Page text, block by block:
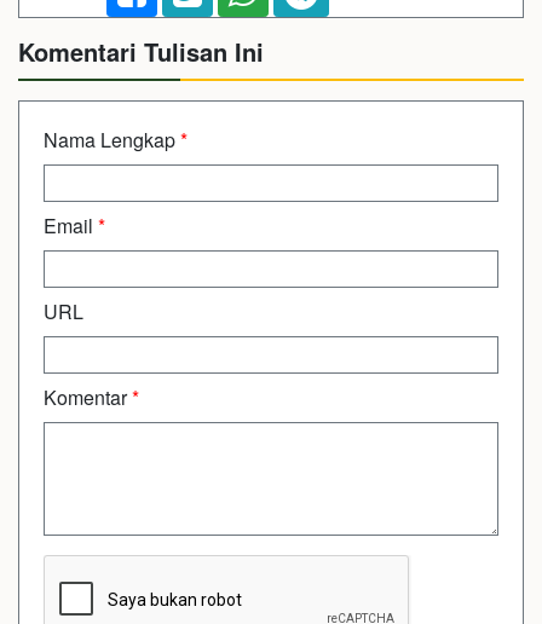
Komentari Tulisan Ini
Nama Lengkap*
Email *
URL
Komentar*